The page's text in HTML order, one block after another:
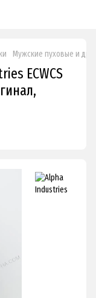
Мужские пуховые и
ECWCS